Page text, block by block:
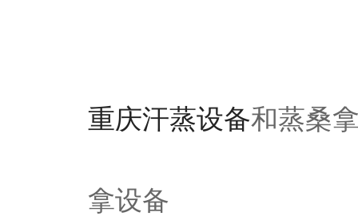
重庆汗蒸设备和蒸桑
拿设备